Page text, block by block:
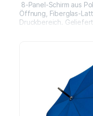
8-Panel-Schirm aus
Öffnung, Fiberglas-
Druckbereich.